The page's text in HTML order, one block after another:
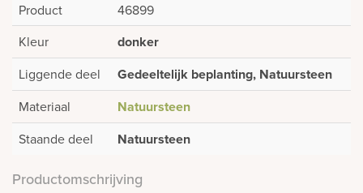
Product
46899
Kleur
donker
Liggende deel Gedeeltelijk beplanting, Natuursteen
Materiaal Natuursteen
Staande deel Natuursteen
Productomschrijving